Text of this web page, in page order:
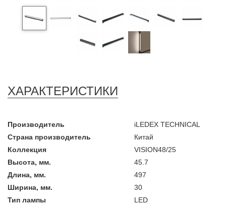
ХАРАКТЕРИСТИКИ
Производитель
iLEDEX TECHNICAL
Страна производитель
Китай
Коллекция
VISION48/25
Высота, мм.
45.7
Длина, мм.
497
Ширина, мм.
30
Тип лампы
LED